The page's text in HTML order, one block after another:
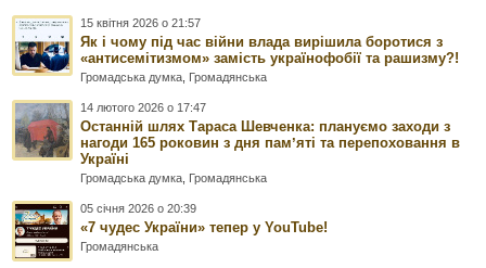
15 квітня 2026 о 21:57
Як і чому під час війни влада вирішила боротися з
«антисемітизмом» замість українофобії та рашизму?!
Громадська думка Громадянська
14 лютого 2026 о 17:47
Останній шлях Тараса Шевченка: плануємо заходи з
нагоди 165 роковин з дня памʼяті та перепоховання в
Україні
Громадська думка Громадянська
05 січня 2026 о 20:39
«7 чудес України» тепер у YouTube!
Громадянська